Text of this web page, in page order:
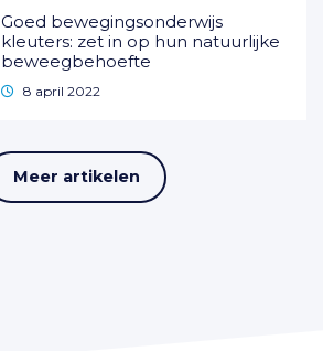
Goed bewegingsonderwijs
kleuters: zet in op hun natuurlijke
beweegbehoefte
8 april 2022
Meer artikelen